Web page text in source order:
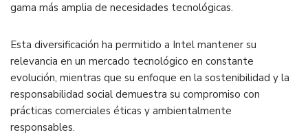
gama más amplia de necesidades tecnológicas.
Esta diversificación ha permitido a Intel mantener su
relevancia en un mercado tecnológico en constante
evolución, mientras que su enfoque en la sostenibilidad y la
responsabilidad social demuestra su compromiso con
prácticas comerciales éticas y ambientalmente
responsables.